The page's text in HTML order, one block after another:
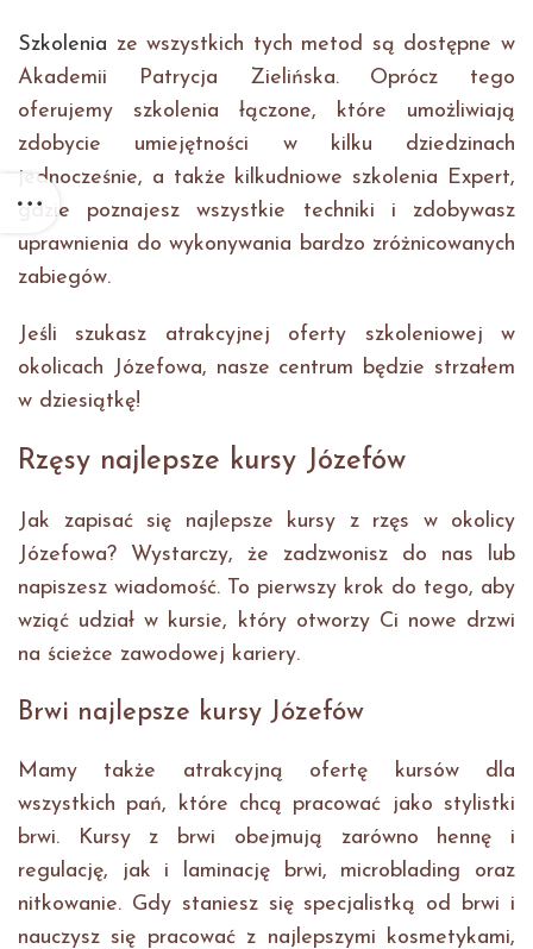
Szkolenia ze wszystkich tych metod są dostępne w
Akademii Patrycja Zielińska. Oprócz tego
oferujemy szkolenia łączone, które umożliwiają
zdobycie umiejętności w kilku dziedzinach
jednocześnie, a także kilkudniowe szkolenia Expert,
gdzie poznajesz wszystkie techniki i zdobywasz
uprawnienia do wykonywania bardzo zróżnicowanych
zabiegów.
Jeśli szukasz atrakcyjnej oferty szkoleniowej w
okolicach Józefowa, nasze centrum będzie strzałem
w dziesiątkę!
Rzęsy najlepsze kursy Józefów
Jak zapisać się najlepsze kursy z rzęs w okolicy
Józefowa? Wystarczy, że zadzwonisz do nas lub
napiszesz wiadomość. To pierwszy krok do tego, aby
wziąć udział w kursie, który otworzy Ci nowe drzwi
na ścieżce zawodowej kariery.
Brwi najlepsze kursy Józefów
Mamy także atrakcyjną ofertę kursów dla
wszystkich pań, które chcą pracować jako stylistki
brwi. Kursy z brwi obejmują zarówno hennę i
regulację, jak i laminację brwi, microblading oraz
nitkowanie. Gdy staniesz się specjalistką od brwi i
nauczysz się pracować z najlepszymi kosmetykami,